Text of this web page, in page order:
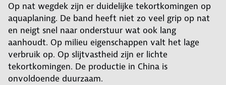
Op nat wegdek zijn er duidelijke tekortkomingen op
aquaplaning. De band heeft niet zo veel grip op nat
en neigt snel naar onderstuur wat ook lang
aanhoudt. Op milieu eigenschappen valt het lage
verbruik op. Op slijtvastheid zijn er lichte
tekortkomingen. De productie in China is
onvoldoende duurzaam.